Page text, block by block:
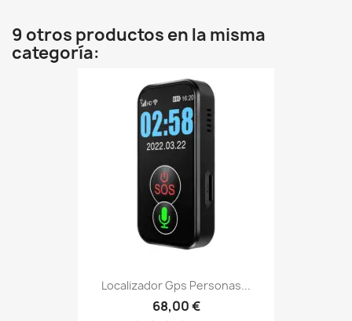
9 otros productos en la misma
categoría:
Localizador Gps Personas...
68,00 €